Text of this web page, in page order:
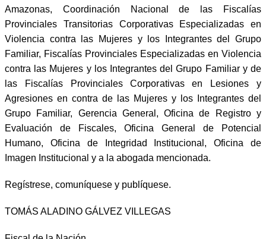
Amazonas, Coordinación Nacional de las Fiscalías
Provinciales Transitorias Corporativas Especializadas en
Violencia contra las Mujeres y los Integrantes del Grupo
Familiar, Fiscalías Provinciales Especializadas en Violencia
contra las Mujeres y los Integrantes del Grupo Familiar y de
las Fiscalías Provinciales Corporativas en Lesiones y
Agresiones en contra de las Mujeres y los Integrantes del
Grupo Familiar, Gerencia General, Oficina de Registro y
Evaluación de Fiscales, Oficina General de Potencial
Humano, Oficina de Integridad Institucional, Oficina de
Imagen Institucional y a la abogada mencionada.
Regístrese, comuníquese y publíquese.
TOMÁS ALADINO GÁLVEZ VILLEGAS